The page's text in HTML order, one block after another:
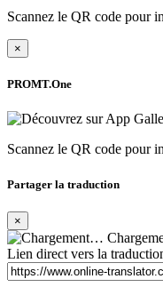
Scannez le QR code pour
×
PROMT.One
Scannez le QR code pour
Partager la traduction
×
Lien direct vers la